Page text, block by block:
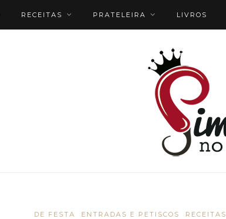
RECEITAS PRATELEIRA LIVROS
DE FESTA ENTRADAS E PETISCOS RECEITAS